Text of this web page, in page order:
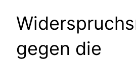
gegen die